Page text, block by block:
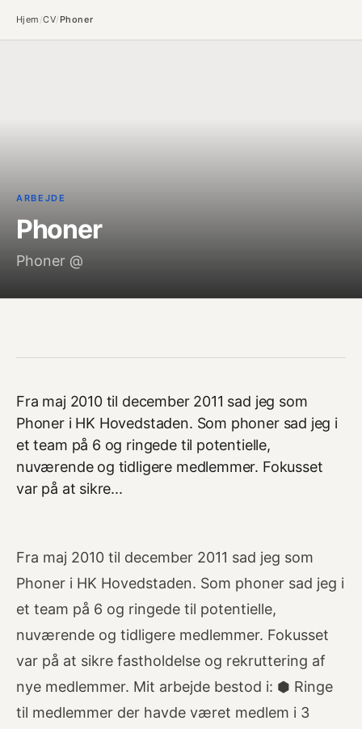
Hjem /CV/ Phoner
ARBEJDE
Phoner
Phoner @
Fra maj 2010 til december 2011 sad jeg som
Phoner i HK Hovedstaden. Som phoner sad jeg i
et team på 6 og ringede til potentielle,
nuværende og tidligere medlemmer. Fokusset
var på at sikre...
Fra maj 2010 til december 2011 sad jeg som
Phoner i HK Hovedstaden. Som phoner sad jeg i
et team på 6 og ringede til potentielle,
nuværende og tidligere medlemmer. Fokusset
var på at sikre fastholdelse og rekruttering af
nye medlemmer. Mit arbejde bestod i: ⬢ Ringe
til medlemmer der havde været medlem i 3